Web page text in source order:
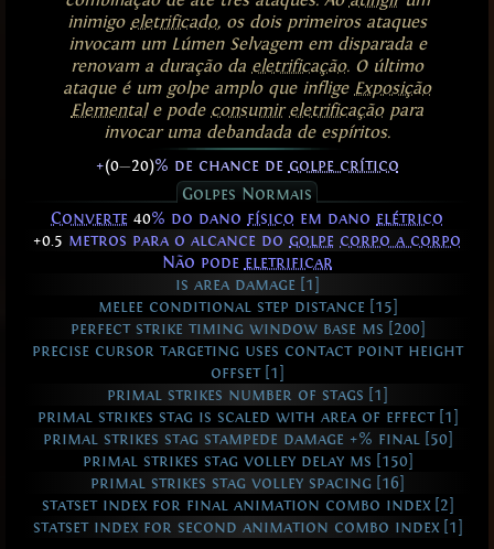
inimigo eletrificado, os dois primeiros ataques
invocam um Lúmen Selvagem em disparada e
renovam a duração da eletrificação. O último
ataque é um golpe amplo que inflige Exposição
Elementale pode consumir eletrificaçãopara
invocar uma debandada de espíritos.
ㅤ+(0—20)% de chance de golpe crítico
Golpes Normais
Converte 40% do dano físico em dano elétrico
+0.5 metros para o alcance do golpe corpo a corpo
Não pode eletrificar
is area damage [1]
melee conditional step distance [15]
perfect strike timing window base ms [200]
precise cursor targeting uses contact point height
offset [1]
primal strikes number of stags [1]
primal strikes stag is scaled with area of effect [1]
primal strikes stag stampede damage +% final [50]
primal strikes stag volley delay ms [150]
primal strikes stag volley spacing [16]
statset index for final animation combo index [2]
statset index for second animation combo index [1]